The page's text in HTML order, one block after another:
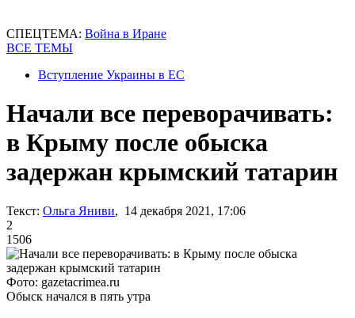
СПЕЦТЕМА: Война в Иране
ВСЕ ТЕМЫ
Вступление Украины в ЕС
Начали все переворачивать:
в Крыму после обыска
задержан крымский татарин
Текст: Ольга Яниви, 14 декабря 2021, 17:06
2
1506
Фото: gazetacrimea.ru
Обыск начался в пять утра